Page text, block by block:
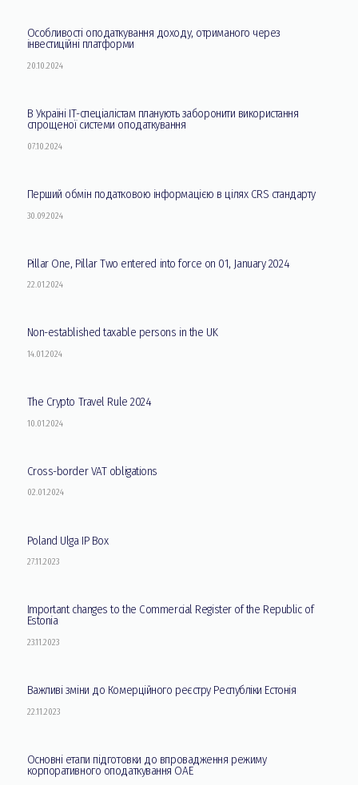
Особливості оподаткування доходу, отриманого через
інвестиційні платформи
20.10.2024
В Україні ІТ-спеціалістам планують заборонити використання
спрощеної системи оподаткування
07.10.2024
Перший обмін податковою інформацією в цілях CRS стандарту
30.09.2024
Pillar One, Pillar Two entered into force on 01, January 2024
22.01.2024
Non-established taxable persons in the UK
14.01.2024
The Crypto Travel Rule 2024
10.01.2024
Cross-border VAT obligations
02.01.2024
Poland Ulga IP Box
27.11.2023
Important changes to the Commercial Register of the Republic of
Estonia
23.11.2023
Важливі зміни до Комерційного реєстру Республіки Естонія
22.11.2023
Основні етапи підготовки до впровадження режиму
корпоративного оподаткування ОАЕ